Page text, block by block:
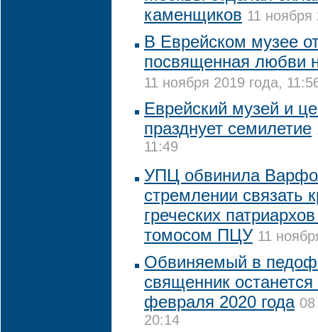
каменщиков 11 ноября
В Еврейском музее
посвященная любви
11 ноября 2019 года,
Еврейский музей и
празднует семилетие
11:49
УПЦ обвинила
стремлении связать
греческих
томосом ПЦУ 11
Обвиняемый в
священник
февраля 2020 года
20:14